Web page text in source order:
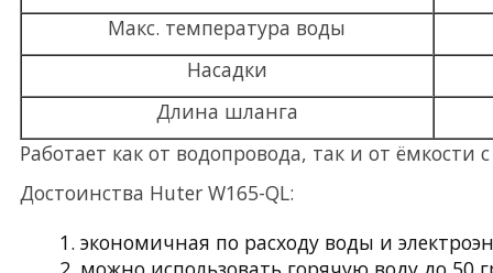
Макс. температура воды
Насадки
Длина шланга
Работает как от водопровода, так и от ёмкости
Достоинства Huter W165-QL:
экономичная по расходу воды и